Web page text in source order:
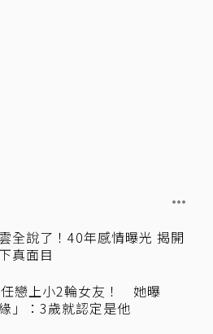
全說了！40年感情曝光 揭開
真面目
戀上小2輪女友！ 她曝
」：3歲就認定是他